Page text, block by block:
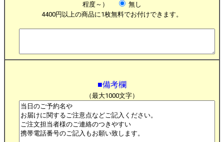
程度～）
無し
4400円以上の商品に1枚無料でお付けできます。
■備考欄
（最大1000文字）